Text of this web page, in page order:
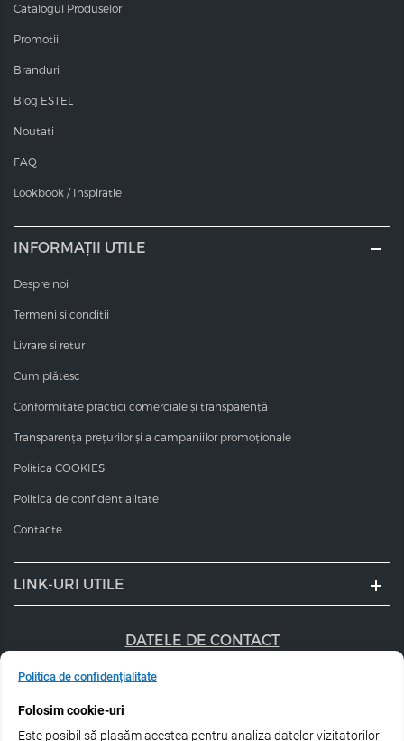
Catalogul Produselor
Promotii
Branduri
Blog ESTEL
Noutati
FAQ
Lookbook / Inspiratie
INFORMAȚII UTILE
Despre noi
Termeni si conditii
Livrare si retur
Cum plătesc
Conformitate practici comerciale și transparență
Transparența prețurilor și a campaniilor promoționale
Politica COOKIES
Politica de confidentialitate
Contacte
LINK-URI UTILE
DATELE DE CONTACT
+40 747 056 359
Politica de confidențialitate
Folosim cookie-uri
Este posibil să plasăm acestea pentru analiza datelor vizitatorilor